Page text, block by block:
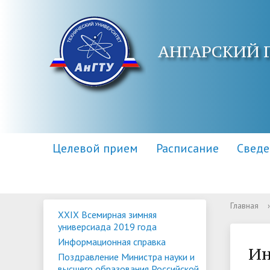
АНГАРСКИЙ
Целевой прием Расписание
Основные сведения
Контакты
Научная библиотека
Центр
Приемная комиссия
Для поступающих инвалидов
XXIX Всемирная зимняя
универсиада 2019 года
Информационная справка
Поздравление Министра науки и
Главная ›